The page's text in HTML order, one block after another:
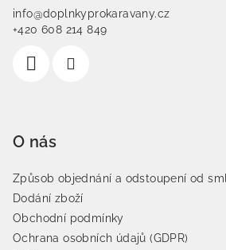
info@doplnkyprokaravany.cz
+420 608 214 849
O nás
Způsob objednání a odstoupení od
Dodání zboží
Obchodní podmínky
Ochrana osobních údajů (GDPR)